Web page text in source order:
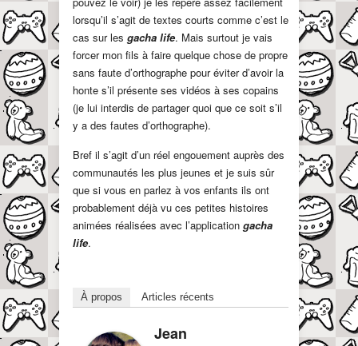
lorsqu’il s’agit de textes courts comme c’est le
cas sur les gacha life. Mais surtout je vais
forcer mon fils à faire quelque chose de propre
sans faute d’orthographe pour éviter d’avoir la
honte s’il présente ses vidéos à ses copains
(je lui interdis de partager quoi que ce soit s’il
y a des fautes d’orthographe).
Bref il s’agit d’un réel engouement auprès des
communautés les plus jeunes et je suis sûr
que si vous en parlez à vos enfants ils ont
probablement déjà vu ces petites histoires
animées réalisées avec l’application gacha
life.
À propos Articles récents
Jean